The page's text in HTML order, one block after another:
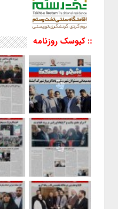
:: کیوسک روزنامه